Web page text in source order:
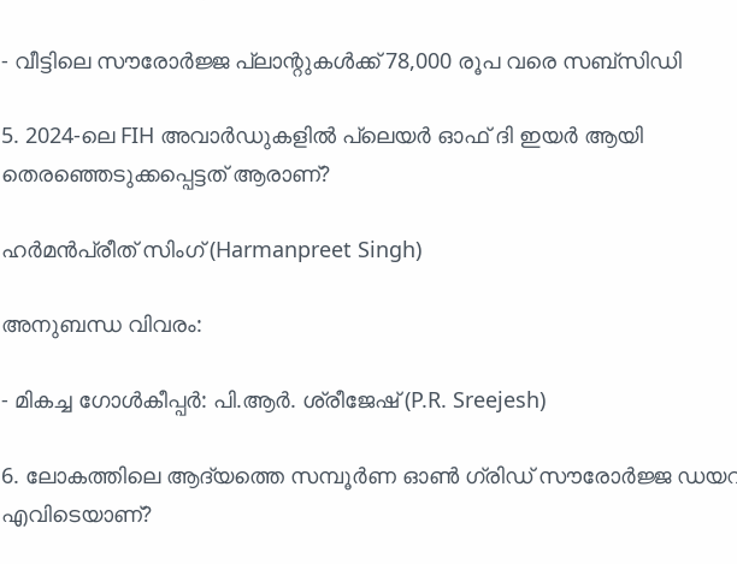
- വീട്ടിലെ സൗരോർജ്ജ പ്ലാന്റുകൾക്ക് 78,000 രൂപ വരെ സബ്സിഡി
5. 2024-ലെ FIH അവാർഡുകളിൽ പ്ലെയർ ഓഫ് ദി ഇയർ ആയി
തെരഞ്ഞെടുക്കപ്പെട്ടത് ആരാണ്?
ഹർമൻപ്രീത് സിംഗ് (Harmanpreet Singh)
അനുബന്ധ വിവരം:
- മികച്ച ഗോൾകീപ്പർ: പി.ആർ. ശ്രീജേഷ് (P.R. Sreejesh)
6. ലോകത്തിലെ ആദ്യത്തെ സമ്പൂർണ ഓൺ ഗ്രിഡ് സൗരോർജ്ജ
എവിടെയാണ്?